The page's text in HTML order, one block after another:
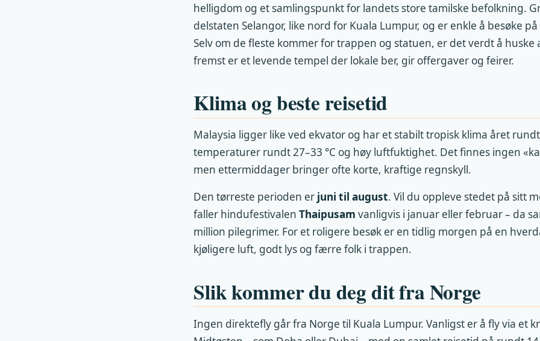
helligdom og et samlingspunkt for landets store tamilske befolkning.
delstaten Selangor, like nord for Kuala Lumpur, og er enkle å besøke
Selv om de fleste kommer for trappen og statuen, er det verdt å huske
fremst er et levende tempel der lokale ber, gir offergaver og feirer.
Klima og beste reisetid
Malaysia ligger like ved ekvator og har et stabilt tropisk klima året
temperaturer rundt 27–33 °C og høy luftfuktighet. Det finnes ingen
men ettermiddager bringer ofte korte, kraftige regnskyll.
Den tørreste perioden er juni til august. Vil du oppleve stedet på sitt
faller hindufestivalenThaipusam vanligvis i januar eller februar – da
million pilegrimer. For et roligere besøk er en tidlig morgen på en
kjøligere luft, godt lys og færre folk i trappen.
Slik kommer du deg dit fra Norge
Ingen direktefly går fra Norge til Kuala Lumpur. Vanligst er å fly via et